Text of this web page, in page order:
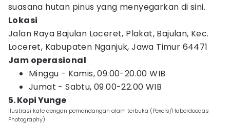
suasana hutan pinus yang menyegarkan di sini.
Lokasi
Jalan Raya Bajulan Loceret, Plakat, Bajulan, Kec.
Loceret, Kabupaten Nganjuk, Jawa Timur 64471
Jam operasional
Minggu - Kamis, 09.00-20.00 WIB
Jumat - Sabtu, 09.00-22.00 WIB
5. Kopi Yunge
Ilustrasi kafe dengan pemandangan alam terbuka (Pexels/Haberdoedas
Photography)